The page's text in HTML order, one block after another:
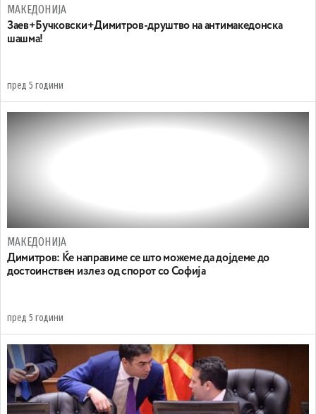
МАКЕДОНИЈА
Заев+Бучковски+Димитров-друштво на антимакедонска
шашма!
пред 5 години
МАКЕДОНИЈА
Димитров: Ќе направиме се што можеме да дојдеме до
достоинствен излез од спорот со Софија
пред 5 години